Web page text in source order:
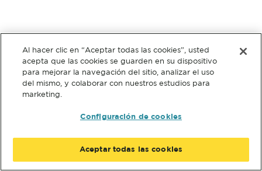
Al hacer clic en “Aceptar todas las cookies”, usted
acepta que las cookies se guarden en su dispositivo
para mejorar la navegación del sitio, analizar el uso
del mismo, y colaborar con nuestros estudios para
marketing.
Configuración de cookies
Aceptar todas las cookies